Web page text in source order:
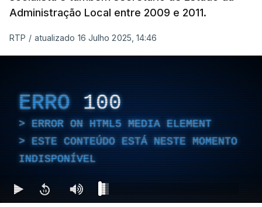
Administração Local entre 2009 e 2011.
RTP / atualizado 16 Julho 2025, 14:46
ERRO 100
ERROR ON HTML5 MEDIA ELEMENT
ESTE CONTEÚDO ESTÁ NESTE MOMENTO
INDISPONÍVEL